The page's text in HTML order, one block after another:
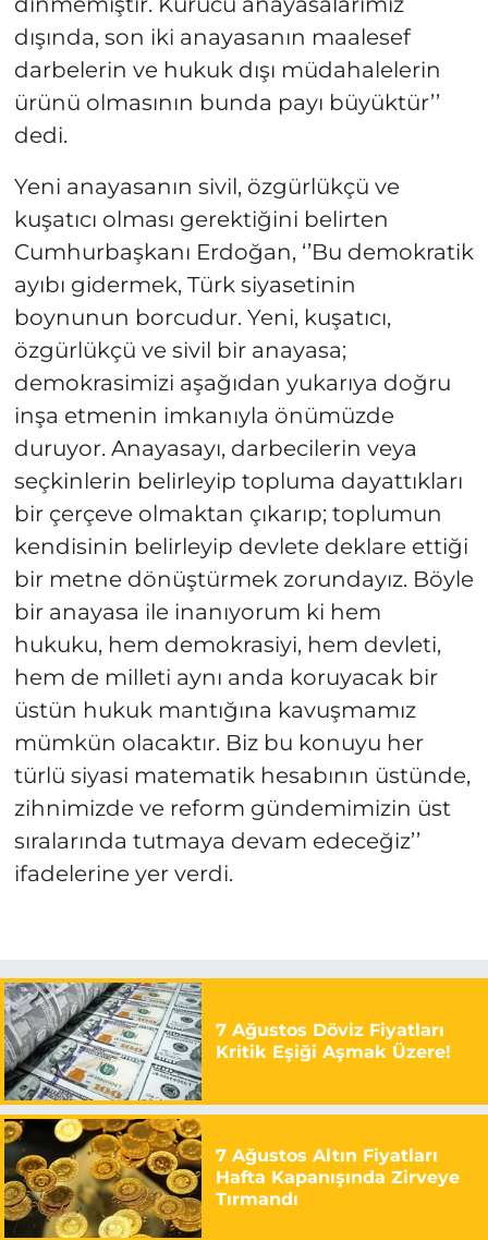
dışında, son iki anayasanın maalesef
darbelerin ve hukuk dışı müdahalelerin
ürünü olmasının bunda payı büyüktür’’
dedi.
Yeni anayasanın sivil, özgürlükçü ve
kuşatıcı olması gerektiğini belirten
Cumhurbaşkanı Erdoğan, ‘’Bu demokratik
ayıbı gidermek, Türk siyasetinin
boynunun borcudur. Yeni, kuşatıcı,
özgürlükçü ve sivil bir anayasa;
demokrasimizi aşağıdan yukarıya doğru
inşa etmenin imkanıyla önümüzde
duruyor. Anayasayı, darbecilerin veya
seçkinlerin belirleyip topluma dayattıkları
bir çerçeve olmaktan çıkarıp; toplumun
kendisinin belirleyip devlete deklare ettiği
bir metne dönüştürmek zorundayız. Böyle
bir anayasa ile inanıyorum ki hem
hukuku, hem demokrasiyi, hem devleti,
hem de milleti aynı anda koruyacak bir
üstün hukuk mantığına kavuşmamız
mümkün olacaktır. Biz bu konuyu her
türlü siyasi matematik hesabının üstünde,
zihnimizde ve reform gündemimizin üst
sıralarında tutmaya devam edeceğiz’’
ifadelerine yer verdi.
7 Ağustos Döviz Fiyatları
Kritik Eşiği Aşmak Üzere!
7 Ağustos Altın Fiyatları
Hafta Kapanışında Zirveye
Tırmandı